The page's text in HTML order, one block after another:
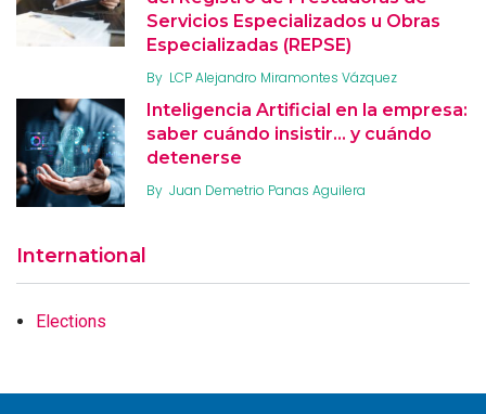
Servicios Especializados u Obras
Especializadas (REPSE)
By LCP Alejandro Miramontes Vázquez
Inteligencia Artificial en la empresa:
saber cuándo insistir… y cuándo
detenerse
By Juan Demetrio Panas Aguilera
International
Elections